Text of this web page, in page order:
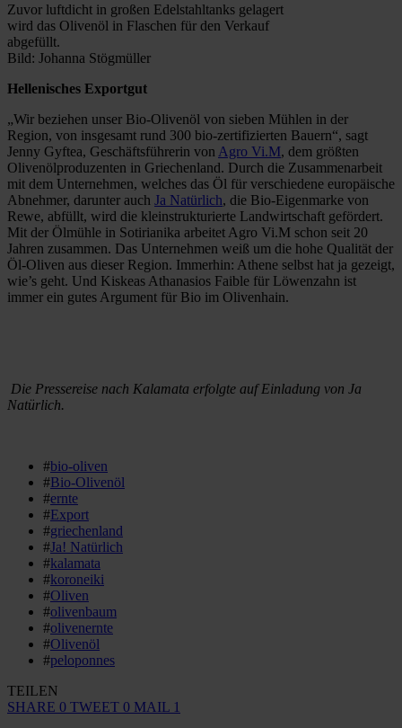
Zuvor luftdicht in großen Edelstahltanks gelagert
wird das Olivenöl in Flaschen für den Verkauf
abgefüllt.
Bild: Johanna Stögmüller
Hellenisches Exportgut
„Wir beziehen unser Bio-Olivenöl von sieben Mühlen in der
Region, von insgesamt rund 300 bio-zertifizierten Bauern“, sagt
Jenny Gyftea, Geschäftsführerin von Agro Vi.M, dem größten
Olivenölproduzenten in Griechenland. Durch die Zusammenarbeit
mit dem Unternehmen, welches das Öl für verschiedene europäische
Abnehmer, darunter auch Ja Natürlich, die Bio-Eigenmarke von
Rewe, abfüllt, wird die kleinstrukturierte Landwirtschaft gefördert.
Mit der Ölmühle in Sotirianika arbeitet Agro Vi.M schon seit 20
Jahren zusammen. Das Unternehmen weiß um die hohe Qualität der
Öl-Oliven aus dieser Region. Immerhin: Athene selbst hat ja gezeigt,
wie’s geht. Und Kiskeas Athanasios Faible für Löwenzahn ist
immer ein gutes Argument für Bio im Olivenhain.
Die Pressereise nach Kalamata erfolgte auf Einladung von Ja
Natürlich.
#bio-oliven
#Bio-Olivenöl
#ernte
#Export
#griechenland
#Ja! Natürlich
#kalamata
#koroneiki
#Oliven
#olivenbaum
#olivenernte
#Olivenöl
#peloponnes
TEILEN
SHARE 0 TWEET 0 MAIL 1